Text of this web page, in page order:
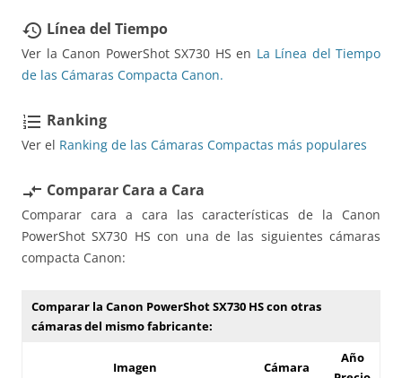
restore Línea del Tiempo
Ver la Canon PowerShot SX730 HS en La Línea del Tiempo
de las Cámaras Compacta Canon.
format_list_numbered Ranking
Ver el Ranking de las Cámaras Compactas más populares
compare_arrows Comparar Cara a Cara
Comparar cara a cara las características de la Canon
PowerShot SX730 HS con una de las siguientes cámaras
compacta Canon:
Comparar la Canon PowerShot SX730 HS con otras
cámaras del mismo fabricante:
Imagen Cámara
Año